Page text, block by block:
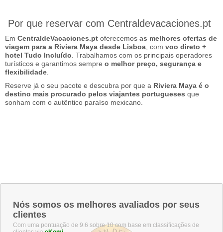
Por que reservar com Centraldevacaciones.pt
Em CentraldeVacaciones.pt oferecemos as melhores ofertas de
viagem para a Riviera Maya desde Lisboa , com voo direto +
hotel Tudo Incluído . Trabalhamos com os principais operadores
turísticos e garantimos sempre o melhor preço, segurança e
flexibilidade
Reserve já o seu pacote e descubra por que a Riviera Maya é o
destino mais procurado pelos viajantes portugueses que
sonham com o autêntico paraíso mexicano.
Nós somos os melhores avaliados por seus
clientes
Com uma pontuação de 9.6 sobre 10 com base em classificações de